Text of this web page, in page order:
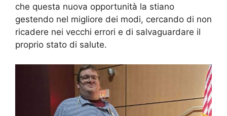
che questa nuova opportunità la stiano
gestendo nel migliore dei modi, cercando di non
ricadere nei vecchi errori e di salvaguardare il
proprio stato di salute.